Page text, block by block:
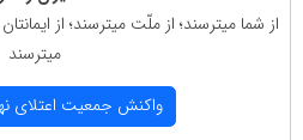
از شما میترسند؛ از ملّت میترسند؛ از
میترسند
واكنش جمعیت اعتلای